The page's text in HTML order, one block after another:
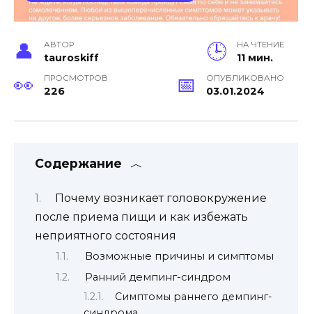
АВТОР
tauroskiff
НА ЧТЕНИЕ
11 мин.
ПРОСМОТРОВ
226
ОПУБЛИКОВАНО
03.01.2024
Содержание
Почему возникает головокружение
после приема пищи и как избежать
неприятного состояния
Возможные причины и симптомы
Ранний демпинг-синдром
Симптомы раннего демпинг-